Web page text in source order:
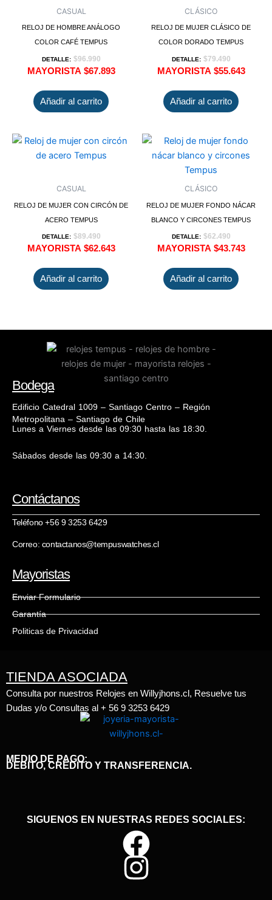
CASUAL
RELOJ DE HOMBRE ANÁLOGO
COLOR CAFÉ TEMPUS
DETALLE: $96.990
MAYORISTA $67.893
Añadir al carrito
CLÁSICO
RELOJ DE MUJER CLÁSICO DE
COLOR DORADO TEMPUS
DETALLE: $79.490
MAYORISTA $55.643
Añadir al carrito
CASUAL
RELOJ DE MUJER CON CIRCÓN DE
ACERO TEMPUS
DETALLE: $89.490
MAYORISTA $62.643
Añadir al carrito
CLÁSICO
RELOJ DE MUJER FONDO NÁCAR
BLANCO Y CIRCONES TEMPUS
DETALLE: $62.490
MAYORISTA $43.743
Añadir al carrito
Bodega
Edificio Catedral 1009 – Santiago Centro – Región
Metropolitana – Santiago de Chile
Lunes a Viernes desde las 09:30 hasta las 18:30.
Sábados desde las 09:30 a 14:30.
Contáctanos
Teléfono +56 9 3253 6429
Correo: contactanos@tempuswatches.cl
Mayoristas
Enviar Formulario
Garantía
Politicas de Privacidad
TIENDA ASOCIADA
Consulta por nuestros Relojes en Willyjhons.cl, Resuelve tus
Dudas y/o Consultas al + 56 9 3253 6429
MEDIO DE PAGO:
DEBITO, CRÉDITO Y TRANSFERENCIA.
SIGUENOS EN NUESTRAS REDES SOCIALES: